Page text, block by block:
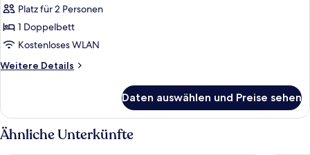
Platz für 2 Personen
1 Doppelbett
Kostenloses WLAN
Weitere Details
Weitere
Room
With
Double
Bed
Daten auswählen und Preise sehen
Ähnliche Unterkünfte